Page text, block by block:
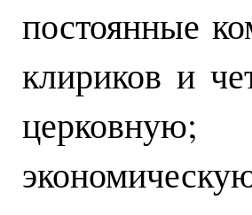
постоянные
клириков и